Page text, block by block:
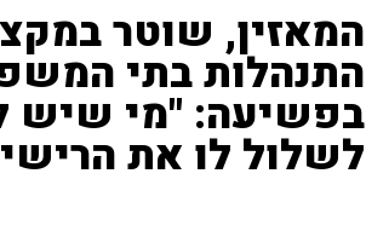
המאזין, שוטר
התנהלות בתי
לשלול לו את